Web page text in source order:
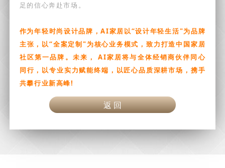
足的信心奔赴市场。
作为年轻时尚设计品牌，AI家居以“设计年轻生活"为品牌
主张，以“全案定制"为核心业务模式，致力打造中国家居
社区第一品牌。未来，AI家居将与全体经销商伙伴同心
同行，以专业实力赋能终端，以匠心品质深耕市场，携手
共攀行业新高峰!
返 回